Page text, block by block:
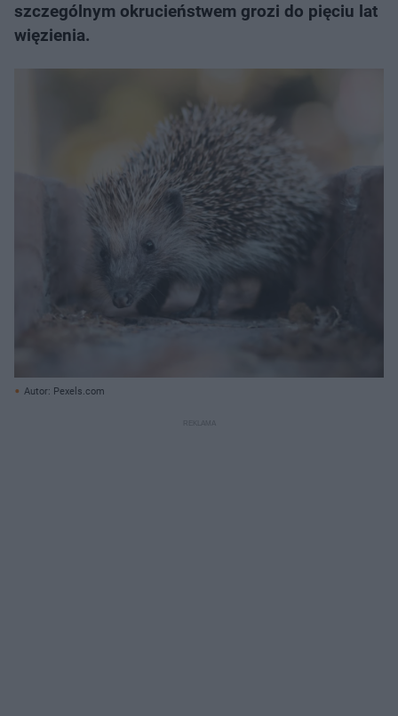
szczególnym okrucieństwem grozi do pięciu lat
więzienia.
Autor: Pexels.com